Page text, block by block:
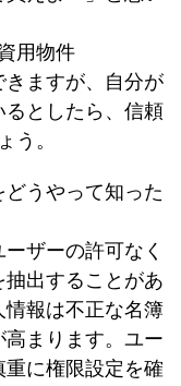
用物件
きますが、自分が
としたら、信頼
う。
うやって知った
ザーの許可なく
出することがあ
情報は不正な名簿
まります。ユー
に権限設定を確